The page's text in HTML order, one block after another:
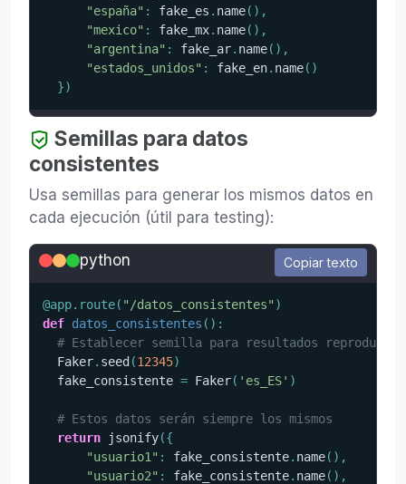
"españa" : fake_es . name( ) ,
"mexico" : fake_mx. name( ) ,
"argentina" : fake_ar. name( ) ,
"estados_unidos" : fake_en. name( )
})
Semillas para datos
consistentes
Usa semillas para generar los mismos datos en
cada ejecución (útil para testing):
python Copiar texto
@app. route( "/datos_consistentes" )
def datos_consistentes ( ) :
# Establecer semilla para resultados
  Faker
. seed(12345)
  fake_consistente
= Faker( 'es_ES' )
# Estos datos serán siempre los mismos
return jsonify({
"usuario1" : fake_consistente. name( ) ,
"usuario2" : fake_consistente. name( ) ,